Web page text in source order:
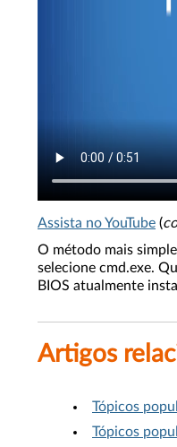
Assista no YouTube (
O método mais
selecione cmd.exe.
BIOS atualmente
Artigos
Tópicos
Tópicos